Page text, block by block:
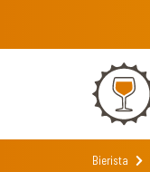
Bierista